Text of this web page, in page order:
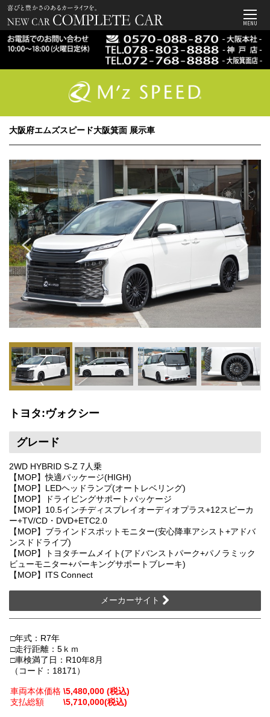
MENU
大阪府エムズスピード大阪箕面 展示車
トヨタ:ヴォクシー
グレード
2WD HYBRID S-Z 7人乗
【MOP】快適パッケージ(HIGH)
【MOP】LEDヘッドランプ(オートレベリング)
【MOP】ドライビングサポートパッケージ
【MOP】10.5インチディスプレイオーディオプラス+12スピーカ
ー+TV/CD・DVD+ETC2.0
【MOP】ブラインドスポットモニター(安心降車アシスト+アドバ
ンスドドライブ)
【MOP】トヨタチームメイト(アドバンストパーク+パノラミック
ビューモニター+パーキングサポートブレーキ)
【MOP】ITS Connect
メーカーサイト
□年式：R7年
□走行距離：5ｋｍ
□車検満了日：R10年8月
（コード：18171）
車両本体価格 \5,480,000 (税込)
支払総額 \5,710,000(税込)